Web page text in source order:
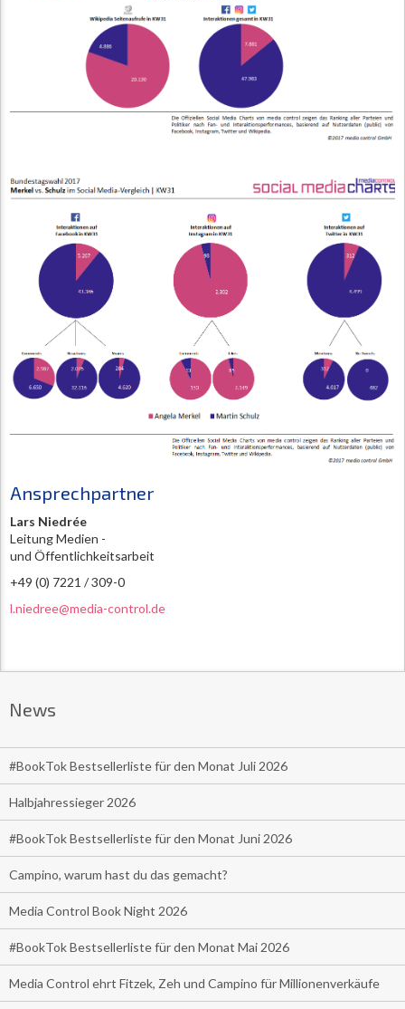
Ansprechpartner
Lars Niedrée
Leitung Medien -
und Öffentlichkeitsarbeit
+49 (0) 7221 / 309-0
l.niedree@media-control.de
News
#BookTok Bestsellerliste für den Monat Juli 2026
Halbjahressieger 2026
#BookTok Bestsellerliste für den Monat Juni 2026
Campino, warum hast du das gemacht?
Media Control Book Night 2026
#BookTok Bestsellerliste für den Monat Mai 2026
Media Control ehrt Fitzek, Zeh und Campino für Millionenverkäufe